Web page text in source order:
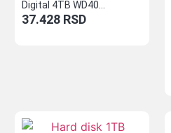
Digital 4TB WD40...
37.428 RSD